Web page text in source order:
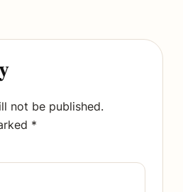
not be published.
*